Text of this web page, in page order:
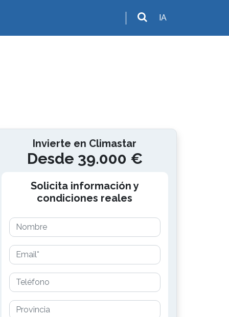
IA
Invierte en Climastar
Desde 39.000 €
Solicita información y
condiciones reales